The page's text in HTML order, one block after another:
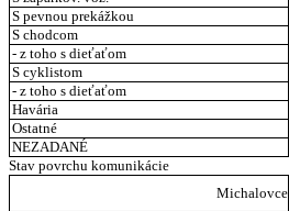
S pevnou prekážkou
S chodcom
- z toho s dieťaťom
S cyklistom
- z toho s dieťaťom
Havária
Ostatné
NEZADANÉ
Stav povrchu komunikácie
Michalovce